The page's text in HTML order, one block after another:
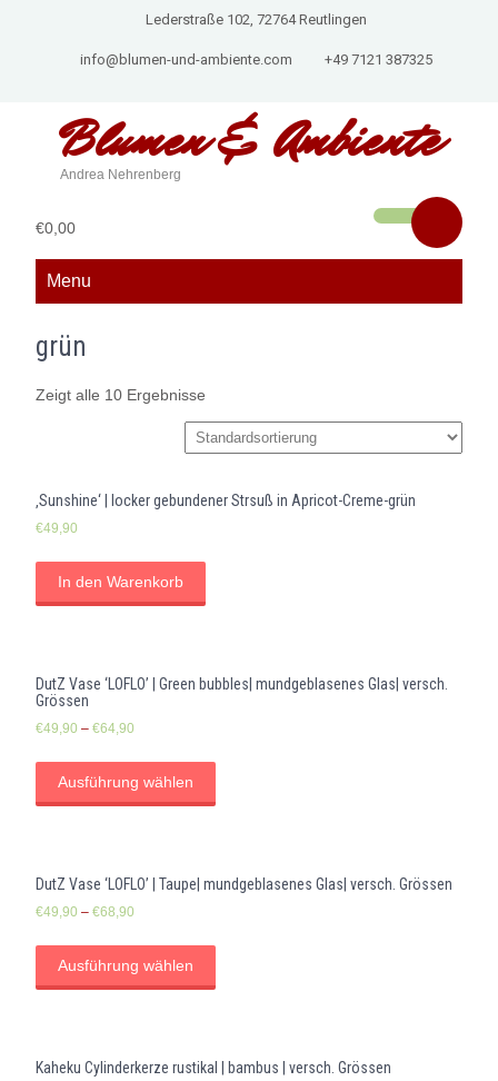
Lederstraße 102, 72764 Reutlingen
info@blumen-und-ambiente.com +49 7121 387325
Blumen &Ambiente
Andrea Nehrenberg
€0,00
Menu
grün
Zeigt alle 10 Ergebnisse
‚Sunshine‘ | locker gebundener Strsuß in Apricot-Creme-grün
€49,90
In den Warenkorb
DutZ Vase ‘LOFLO’ | Green bubbles| mundgeblasenes Glas| versch.
Grössen
€49,90 – €64,90
Ausführung wählen
DutZ Vase ‘LOFLO’ | Taupe| mundgeblasenes Glas| versch. Grössen
€49,90 – €68,90
Ausführung wählen
Kaheku Cylinderkerze rustikal | bambus | versch. Grössen